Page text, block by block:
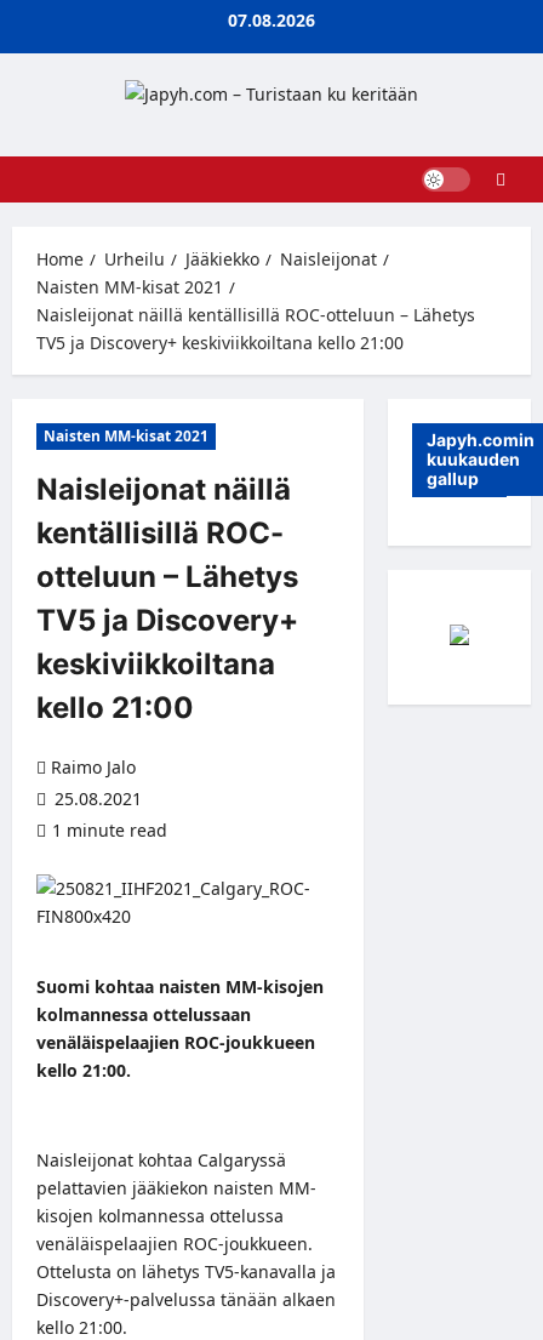
07.08.2026
Home Urheilu Jääkiekko
Naisleijonat
Naisten MM-kisat 2021
Naisleijonat näillä kentällisillä ROC-otteluun – Lähetys
TV5 ja Discovery+ keskiviikkoiltana kello 21:00
Naisten MM-kisat 2021
Naisleijonat näillä
kentällisillä ROC-
otteluun – Lähetys
TV5 ja Discovery+
keskiviikkoiltana
kello 21:00
Raimo Jalo
25.08.2021
1 minute read
Suomi kohtaa naisten MM-kisojen
kolmannessa ottelussaan
venäläispelaajien ROC-joukkueen
kello 21:00.
Naisleijonat kohtaa Calgaryssä
pelattavien jääkiekon naisten MM-
kisojen kolmannessa ottelussa
venäläispelaajien ROC-joukkueen.
Ottelusta on lähetys TV5-kanavalla ja
Discovery+-palvelussa tänään alkaen
kello 21:00.
Japyh.comin
kuukauden
gallup